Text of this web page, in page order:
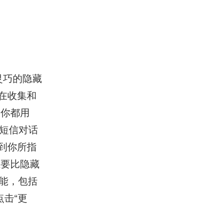
的隐藏
收集和
都用
信对话
你所指
比隐藏
，包括
“更